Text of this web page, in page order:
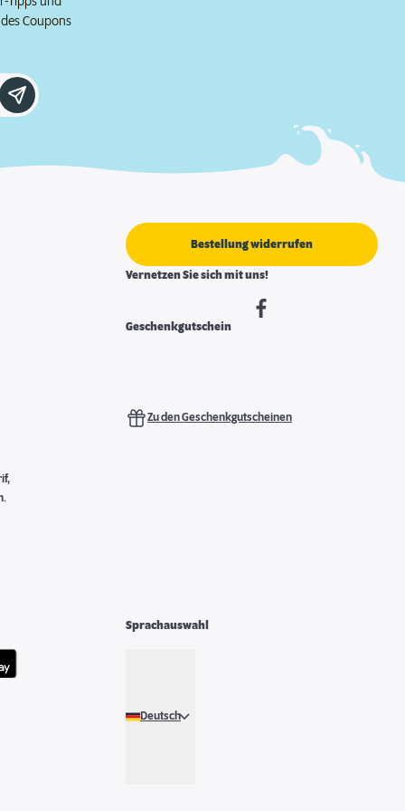
Coupons
Bestellung widerrufen
Vernetzen Sie sich mit uns!
Geschenkgutschein
Zu den Geschenkgutscheinen
Sprachauswahl
Deutsch